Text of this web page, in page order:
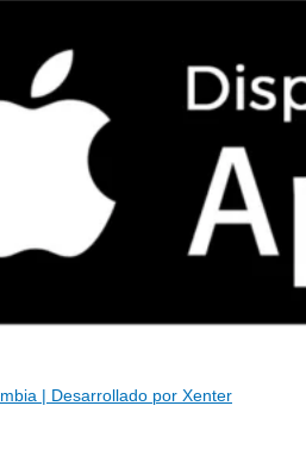
| Desarrollado por Xenter